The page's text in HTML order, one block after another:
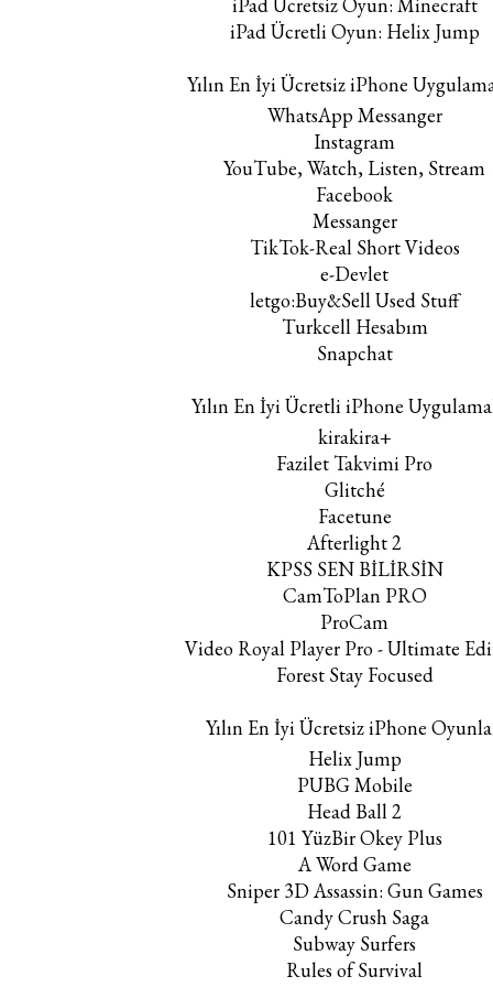
iPad Ücretsiz Oyun: Minecraft
iPad Ücretli Oyun: Helix Jump
Yılın En İyi Ücretsiz iPhone
WhatsApp Messanger
Instagram
YouTube, Watch, Listen, Stream
Facebook
Messanger
TikTok-Real Short Videos
e-Devlet
letgo:Buy&Sell Used Stuff
Turkcell Hesabım
Snapchat
Yılın En İyi Ücretli iPhone
kirakira+
Fazilet Takvimi Pro
Glitché
Facetune
Afterlight 2
KPSS SEN BİLİRSİN
CamToPlan PRO
ProCam
Video Royal Player Pro - Ultimate
Forest Stay Focused
Yılın En İyi Ücretsiz iPhone
Helix Jump
PUBG Mobile
Head Ball 2
101 YüzBir Okey Plus
A Word Game
Sniper 3D Assassin: Gun Games
Candy Crush Saga
Subway Surfers
Rules of Survival